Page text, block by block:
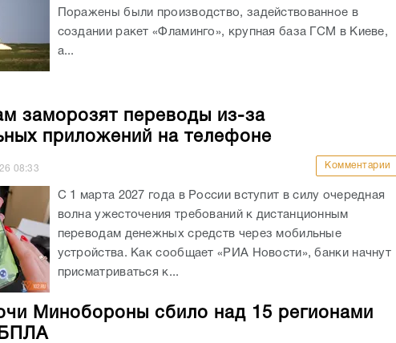
Поражены были производство, задействованное в
создании ракет «Фламинго», крупная база ГСМ в Киеве,
а...
заморозят переводы из-за
приложений на телефоне
08:33 Комментарии
С 1 марта 2027 года в России вступит в силу очередная
волна ужесточения требований к дистанционным
переводам денежных средств через мобильные
устройства. Как сообщает «РИА Новости», банки начнут
присматриваться к...
Минобороны сбило над 15 регионами